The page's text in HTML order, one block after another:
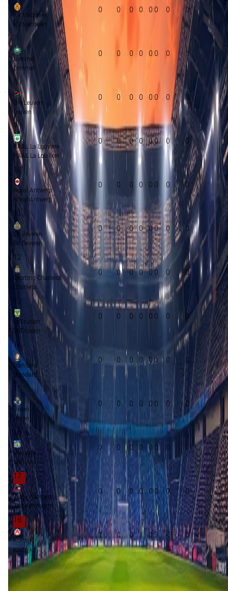
KV Mechelen
KV Mechelen
0 0 0 0 0:0 0 0
7
Lommel
Lommel
0 0 0 0 0:0 0 0
8
OH Leuven
Leuven
0 0 0 0 0:0 0 0
9
RAAL La Louviere
RAAL La Louviere
0 0 0 0 0:0 0 0
10
Royal Antwerp
Royal Antwerp
0 0 0 0 0:0 0 0
11
SK Beveren
SK Beveren
0 0 0 0 0:0 0 0
12
Sporting Charleroi
Charleroi
0 0 0 0 0:0 0 0
13
St.Truiden
St.Truiden
0 0 0 0 0:0 0 0
14
Standard
Standard
0 0 0 0 0:0 0 0
15
Union
Union
0 0 0 0 0:0 0 0
16
Westerlo
Westerlo
0 0 0 0 0:0 0 0
17
Zulte Waregem
Zulte Waregem
0 0 0 0 0:0 0 0
18
Kortrijk
Kortrijk
1 0 0 1 0:3 -3 0
Groepsfase Champions League